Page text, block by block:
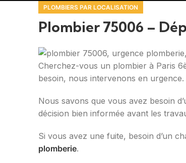
PLOMBIERS PAR LOCALISATION
Plombier 75006 –
Cherchez-vous un plombier à Paris
besoin, nous intervenons en
Nous savons que vous avez besoin
décision bien informée avant les
Si vous avez une fuite, besoin d’un
plomberie.